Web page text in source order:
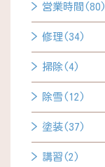
営業時間(80)
修理(34)
掃除(4)
除雪(12)
塗装(37)
講習(2)